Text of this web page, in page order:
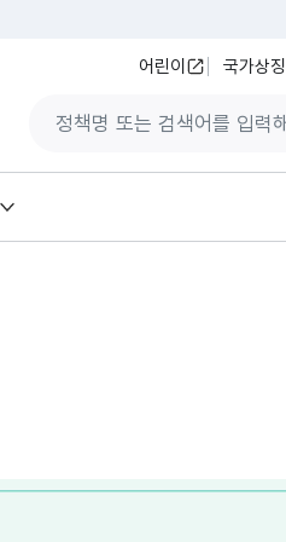
어린이 국가상징